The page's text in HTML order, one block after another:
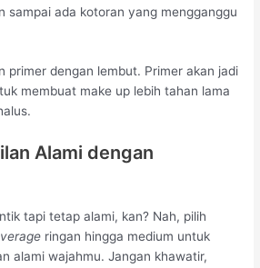
sampai ada kotoran yang mengganggu
primer dengan lembut. Primer akan jadi
membuat make up lebih tahan lama
Alami dengan
tapi tetap alami, kan? Nah, pilih
ringan hingga medium untuk
alami wajahmu. Jangan khawatir,